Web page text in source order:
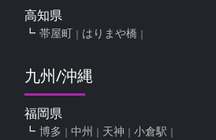
高知県
帯屋町 はりまや橋
九州/沖縄
福岡県
博多 中州 天神 小倉駅